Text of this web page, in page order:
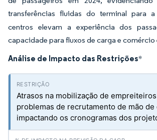
transferências fluidas do terminal para
centros elevam a experiência dos
capacidade para fluxos de carga e
Análise de Impacto das Restrições*
Atrasos na mobilização de
problemas de recrutamento de mão de
impactando os cronogramas dos